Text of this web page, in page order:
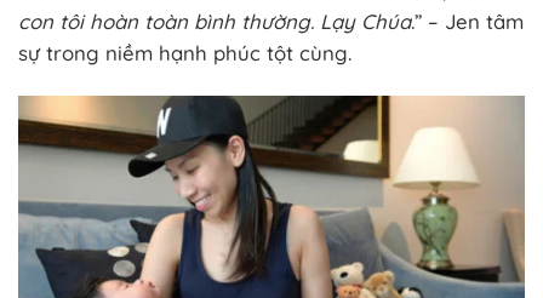
con tôi hoàn toàn bình thường. Lạy Chúa.” – Jen tâm
sự trong niềm hạnh phúc tột cùng.